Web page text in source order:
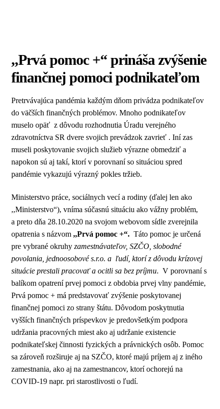
,,Prvá pomoc +“ prináša zvýšenie
finančnej pomoci podnikateľom
Pretrvávajúca pandémia každým dňom privádza podnikateľov
do väčších finančných problémov. Mnoho podnikateľov
muselo opäť z dôvodu rozhodnutia Úradu verejného
zdravotníctva SR dvere svojich prevádzok zavrieť . Iní zas
museli poskytovanie svojich služieb výrazne obmedziť a
napokon sú aj takí, ktorí v porovnaní so situáciou spred
pandémie vykazujú výrazný pokles tržieb.
Ministerstvo práce, sociálnych vecí a rodiny (ďalej len ako
,,Ministerstvo“), vníma súčasnú situáciu ako vážny problém,
a preto dňa 28.10.2020 na svojom webovom sídle zverejnila
opatrenia s názvom ,,Prvá pomoc +“. Táto pomoc je určená
pre vybrané okruhy zamestnávateľov, SZČO, slobodné
povolania, jednoosobové s.r.o. a ľudí, ktorí z dôvodu krízovej
situácie prestali pracovať a ocitli sa bez príjmu. V porovnaní s
balíkom opatrení prvej pomoci z obdobia prvej vlny pandémie,
Prvá pomoc + má predstavovať zvýšenie poskytovanej
finančnej pomoci zo strany štátu. Dôvodom poskytnutia
vyšších finančných príspevkov je predovšetkým podpora
udržania pracovných miest ako aj udržanie existencie
podnikateľskej činnosti fyzických a právnických osôb. Pomoc
sa zároveň rozširuje aj na SZČO, ktoré majú príjem aj z iného
zamestnania, ako aj na zamestnancov, ktorí ochorejú na
COVID-19 napr. pri starostlivosti o ľudí.